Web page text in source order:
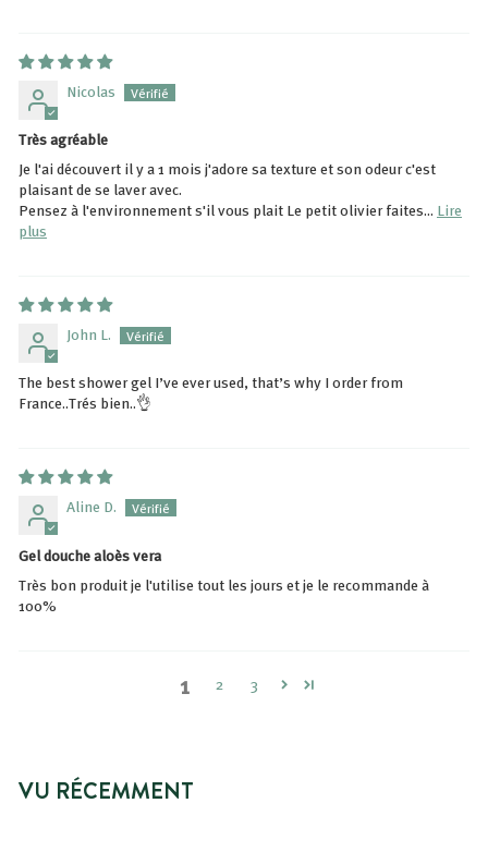
Nicolas
Très agréable
Je l'ai découvert il y a 1 mois j'adore sa texture et son odeur c'est
plaisant de se laver avec.
Pensez à l'environnement s'il vous plait Le petit olivier faites... Lire
plus
John L.
The best shower gel I’ve ever used, that’s why I order from
France..Trés bien..👌
Aline D.
Gel douche aloès vera
Très bon produit je l'utilise tout les jours et je le recommande à
100%
1 2 3
VU RÉCEMMENT